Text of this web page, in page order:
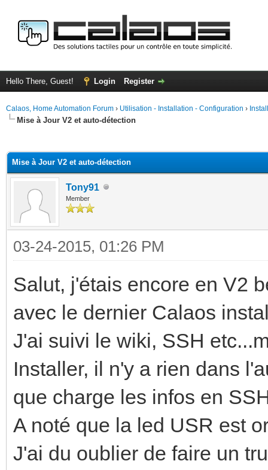
Hello There, Guest! Login Register
Calaos, Home Automation Forum › Utilisation - Installation - Configuration ›
Mise à Jour V2 et auto-détection
Mise à Jour V2 et auto-détection
Tony91
Member
03-24-2015, 01:26 PM
Salut, j'étais encore en V2
avec le dernier Calaos
J'ai suivi le wiki, SSH
Installer, il n'y a rien dans
que charge les infos en
A noté que la led USR est
J'ai du oublier de faire un